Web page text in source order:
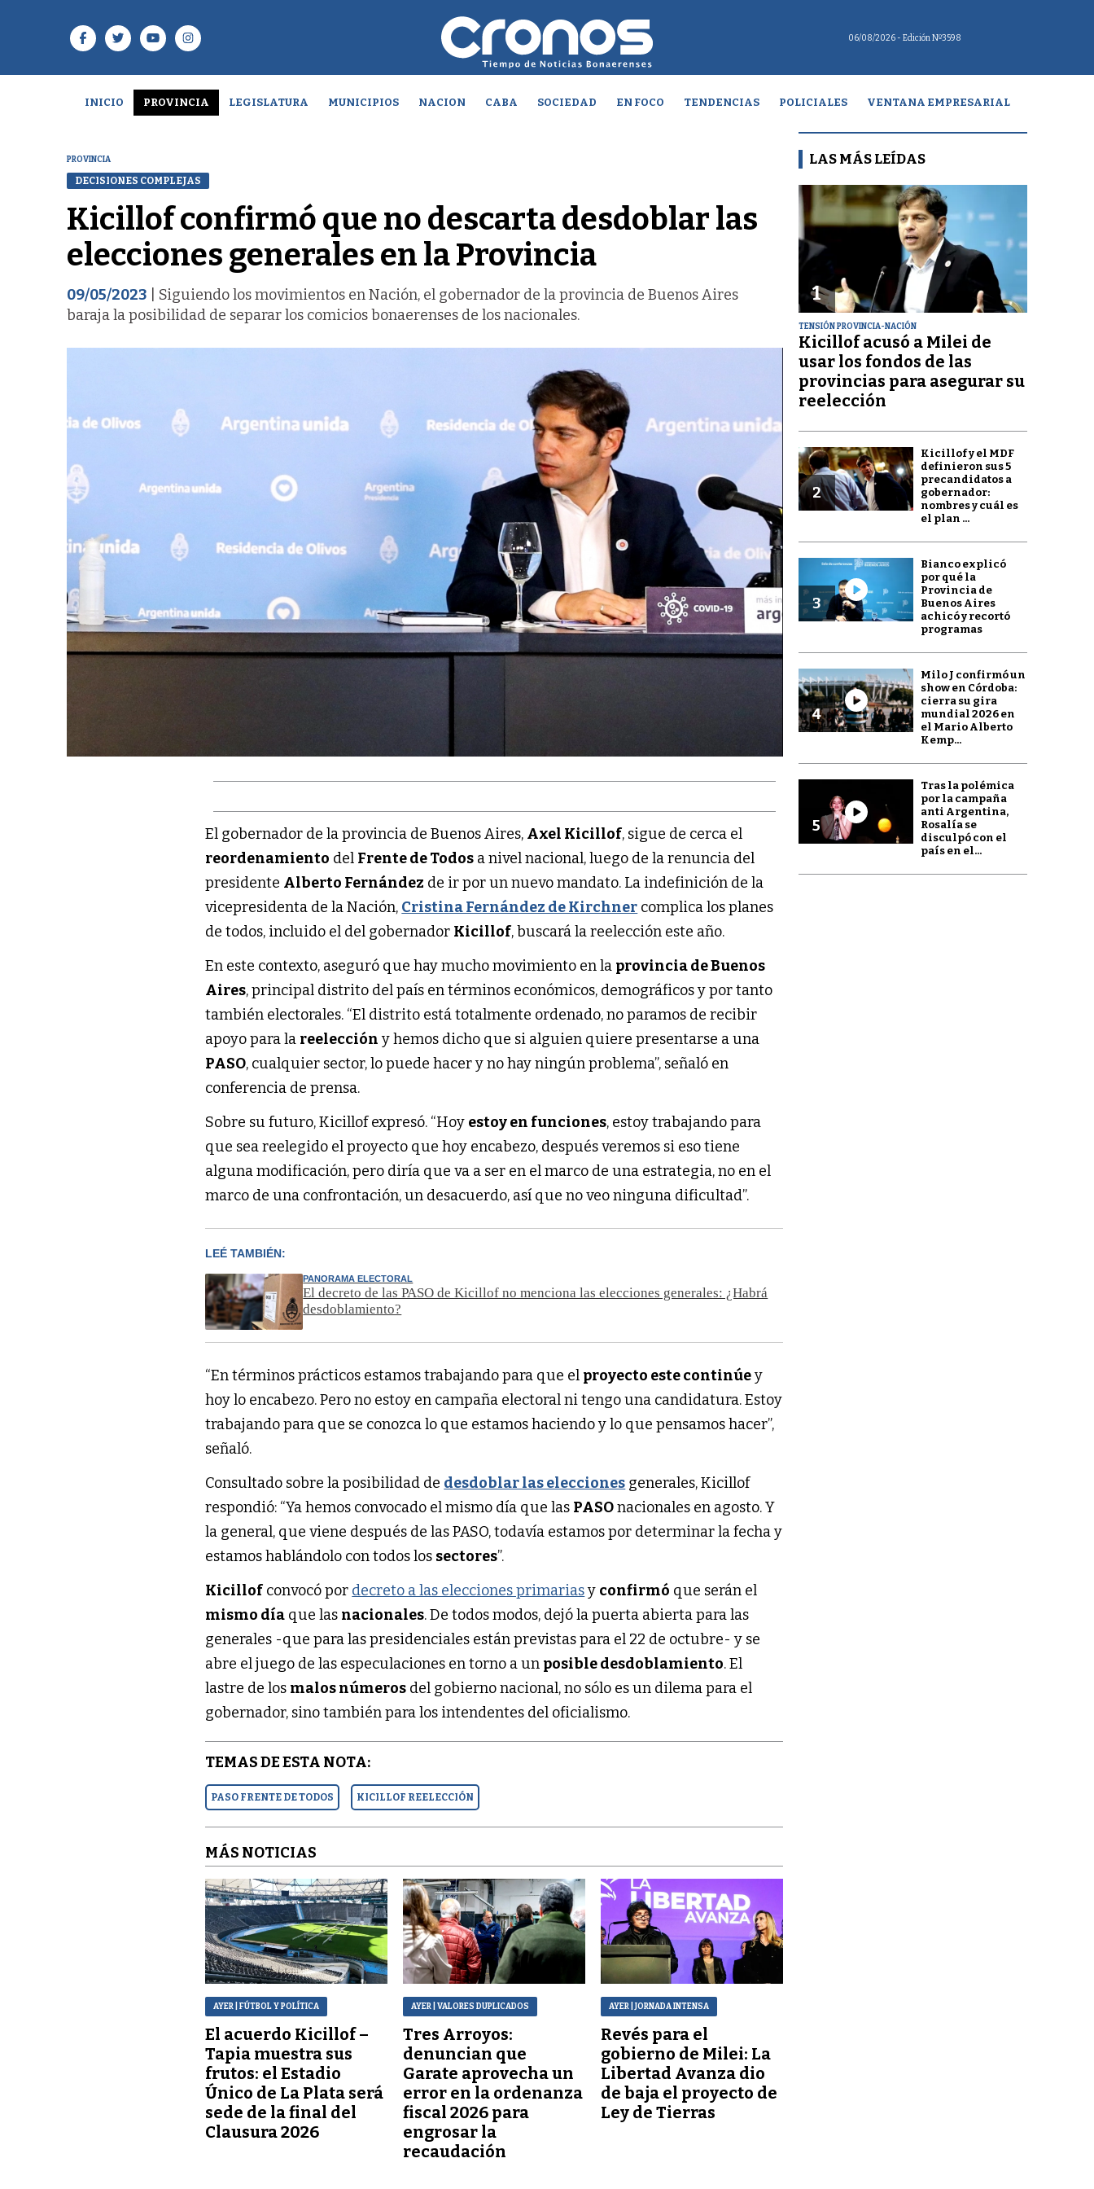
06/08/2026 - Edición Nº3598
INICIO PROVINCIA LEGISLATURA MUNICIPIOS NACION CABA SOCIEDAD EN FOCO TENDENCIAS POLICIALES VENTANA EMPRESARIAL
PROVINCIA
DECISIONES COMPLEJAS
Kicillof confirmó que no descarta desdoblar las
elecciones generales en la Provincia
09/05/2023 | Siguiendo los movimientos en Nación, el gobernador de la provincia de Buenos Aires
baraja la posibilidad de separar los comicios bonaerenses de los nacionales.
El gobernador de la provincia de Buenos Aires, Axel Kicillof, sigue de cerca el
reordenamiento del Frente de Todos a nivel nacional, luego de la renuncia del
presidente Alberto Fernández de ir por un nuevo mandato. La indefinición de la
vicepresidenta de la Nación, Cristina Fernández de Kirchner complica los planes
de todos, incluido el del gobernador Kicillof, buscará la reelección este año.
En este contexto, aseguró que hay mucho movimiento en la provincia de Buenos
Aires, principal distrito del país en términos económicos, demográficos y por tanto
también electorales. “El distrito está totalmente ordenado, no paramos de recibir
apoyo para la reelección y hemos dicho que si alguien quiere presentarse a una
PASO, cualquier sector, lo puede hacer y no hay ningún problema”, señaló en
conferencia de prensa.
Sobre su futuro, Kicillof expresó. “Hoy estoy en funciones, estoy trabajando para
que sea reelegido el proyecto que hoy encabezo, después veremos si eso tiene
alguna modificación, pero diría que va a ser en el marco de una estrategia, no en el
marco de una confrontación, un desacuerdo, así que no veo ninguna dificultad”.
LEÉ TAMBIÉN:
PANORAMA ELECTORAL
El decreto de las PASO de Kicillof no menciona las elecciones generales: ¿Habrá
desdoblamiento?
“En términos prácticos estamos trabajando para que el proyecto este continúey
hoy lo encabezo. Pero no estoy en campaña electoral ni tengo una candidatura. Estoy
trabajando para que se conozca lo que estamos haciendo y lo que pensamos hacer”,
señaló.
Consultado sobre la posibilidad de desdoblar las elecciones generales, Kicillof
respondió: “Ya hemos convocado el mismo día que las PASOnacionales en agosto. Y
la general, que viene después de las PASO, todavía estamos por determinar la fecha y
estamos hablándolo con todos los sectores”.
Kicillofconvocó por decreto a las elecciones primariasy confirmó que serán el
mismo día que las nacionales. De todos modos, dejó la puerta abierta para las
generales -que para las presidenciales están previstas para el 22 de octubre- y se
abre el juego de las especulaciones en torno a un posible desdoblamiento. El
lastre de los malos números del gobierno nacional, no sólo es un dilema para el
gobernador, sino también para los intendentes del oficialismo.
TEMAS DE ESTA NOTA:
PASO FRENTE DE TODOS KICILLOF REELECCIÓN
MÁS NOTICIAS
AYER | FÚTBOL Y POLÍTICA
El acuerdo Kicillof –
Tapia muestra sus
frutos: el Estadio
Único de La Plata será
sede de la final del
Clausura 2026
AYER | VALORES DUPLICADOS
Tres Arroyos:
denuncian que
Garate aprovecha un
error en la ordenanza
fiscal 2026 para
engrosar la
recaudación
AYER | JORNADA INTENSA
Revés para el
gobierno de Milei: La
Libertad Avanza dio
de baja el proyecto de
Ley de Tierras
LAS MÁS LEÍDAS
1
TENSIÓN PROVINCIA-NACIÓN
Kicillof acusó a Milei de
usar los fondos de las
provincias para asegurar su
reelección
2
Kicillof y el MDF
definieron sus 5
precandidatos a
gobernador:
nombres y cuál es
el plan ...
3
Bianco explicó
por qué la
Provincia de
Buenos Aires
achicó y recortó
programas
4
Milo J confirmó un
show en Córdoba:
cierra su gira
mundial 2026 en
el Mario Alberto
Kemp...
5
Tras la polémica
por la campaña
anti Argentina,
Rosalía se
disculpó con el
país en el...